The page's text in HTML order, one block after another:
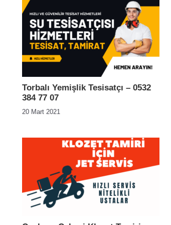
Torbalı Yemişlik Tesisatçı – 0532
384 77 07
20 Mart 2021